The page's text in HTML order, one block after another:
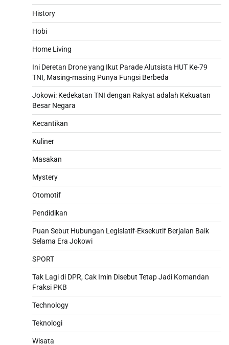
History
Hobi
Home Living
Ini Deretan Drone yang Ikut Parade Alutsista HUT Ke-79
TNI, Masing-masing Punya Fungsi Berbeda
Jokowi: Kedekatan TNI dengan Rakyat adalah Kekuatan
Besar Negara
Kecantikan
Kuliner
Masakan
Mystery
Otomotif
Pendidikan
Puan Sebut Hubungan Legislatif-Eksekutif Berjalan Baik
Selama Era Jokowi
SPORT
Tak Lagi di DPR, Cak Imin Disebut Tetap Jadi Komandan
Fraksi PKB
Technology
Teknologi
Wisata